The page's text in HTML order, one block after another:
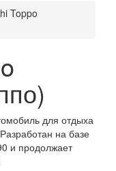
Toppo
для отдыха
на базе
и продолжает